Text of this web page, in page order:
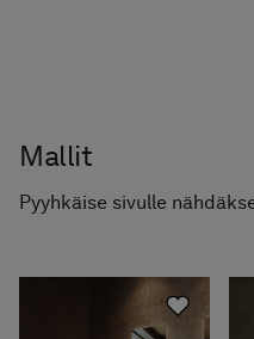
Mallit
Pyyhkäise sivulle